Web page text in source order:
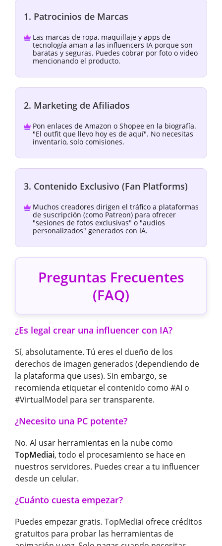
1. Patrocinios de Marcas
Las marcas de ropa, maquillaje y apps de
tecnología aman a las influencers IA porque son
baratas y seguras. Puedes cobrar por foto o video
mencionando el producto.
2. Marketing de Afiliados
Pon enlaces de Amazon o Shopee en la biografía.
"El outfit que llevo hoy es de aquí". No necesitas
inventario, solo comisiones.
3. Contenido Exclusivo (Fan Platforms)
Muchos creadores dirigen el tráfico a plataformas
de suscripción (como Patreon) para ofrecer
"sesiones de fotos exclusivas" o "audios
personalizados" generados con IA.
Preguntas Frecuentes
(FAQ)
¿Es legal crear una influencer con IA?
Sí, absolutamente. Tú eres el dueño de los
derechos de imagen generados (dependiendo de
la plataforma que uses). Sin embargo, se
recomienda etiquetar el contenido como #AI o
#VirtualModel para ser transparente.
¿Necesito una PC potente?
No. Al usar herramientas en la nube como
TopMediai, todo el procesamiento se hace en
nuestros servidores. Puedes crear a tu influencer
desde un celular.
¿Cuánto cuesta empezar?
Puedes empezar gratis. TopMediai ofrece créditos
gratuitos para probar las herramientas de